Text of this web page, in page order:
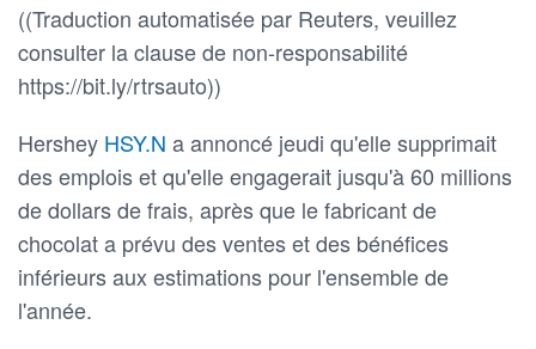
((Traduction automatisée par Reuters, veuillez
consulter la clause de non-responsabilité
https://bit.ly/rtrsauto))
Hershey HSY.N a annoncé jeudi qu'elle supprimait
des emplois et qu'elle engagerait jusqu'à 60 millions
de dollars de frais, après que le fabricant de
chocolat a prévu des ventes et des bénéfices
inférieurs aux estimations pour l'ensemble de
l'année.